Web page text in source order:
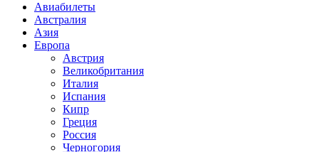
Авиабилеты
Австралия
Азия
Европа
Австрия
Великобритания
Италия
Испания
Кипр
Греция
Россия
Черногория